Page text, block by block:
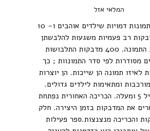
המלאי אזל
24 עמודי תמונות דמויות שילדים אוהבים ו- 10
רב פעמיות משגעות להלבשתן
ולעיצוב התמונה. 400 מדבקות התלבושות
מסודרות לפי סדר התמונוות ; כך
לאיזו תמונה הן שייכות. הן יוצרות
ומתאימות לילדים גדולים.
מתאים מגיל 5 ומעלה. הכריכה האחורית נפתחת
את המדבקות בזמן היצירה. חלק
והכריכה מנצנצות.ספר פעילות